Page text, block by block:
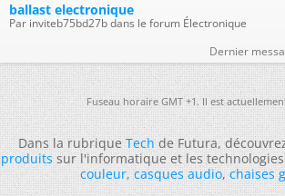
ballast electronique
Par inviteb75bd27b dans le forum Électronique
Dernier
Fuseau horaire GMT +1. Il est
Dans la rubriqueTechde Futura,
produitssur l'informatique et les
couleur,casques audio,chaises